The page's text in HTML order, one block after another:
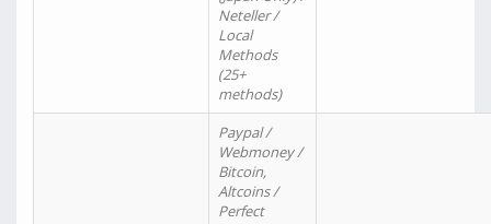
Neteller /
Local
Methods
(25+
methods)
Paypal /
Webmoney /
Bitcoin,
Altcoins /
Perfect